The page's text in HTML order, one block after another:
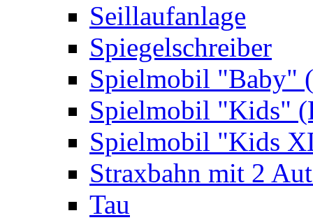
Seillaufanlage
Spiegelschreiber
Spielmobil "Baby"
Spielmobil "Kids"
Spielmobil "Kids
Straxbahn mit 2
Tau